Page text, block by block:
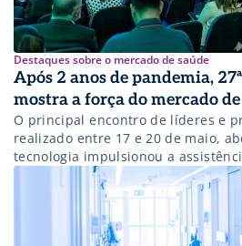
Destaques sobre o mercado de saúde
Após 2 anos de pandemia,
mostra a força do mercado
O principal encontro de líderes e
realizado entre 17 e 20 de maio,
tecnologia impulsionou a
saúde. Trouxe à luz as ineficiências
generalização da digitalização e as